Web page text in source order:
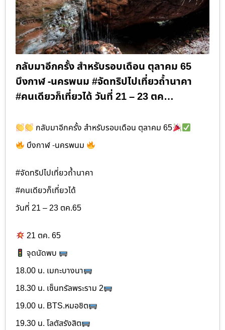
กลับมาอีกครั้ง สำหรับรอบเดือน ตุลาคม 65
บึงกาฬ -นครพนม #จัดทริปไปเที่ยวถ้ำนาคา
#คนเดียวก็เที่ยวได้ วันที่ 21 – 23 ตค…
กลับมาอีกครั้ง สำหรับรอบเดือน ตุลาคม 65
บึงกาฬ -นครพนม
#จัดทริปไปเที่ยวถ้ำนาคา
#คนเดียวก็เที่ยวได้
วันที่ 21 – 23 ตค.65
21 ตค. 65
จุดนัดพบ
18.00 น. เมกะบางนา
18.30 น. เซ็นทรัลพระราม 2
19.00 น. BTS.หมอชิต
19.30 น. โลตัสรังสิต